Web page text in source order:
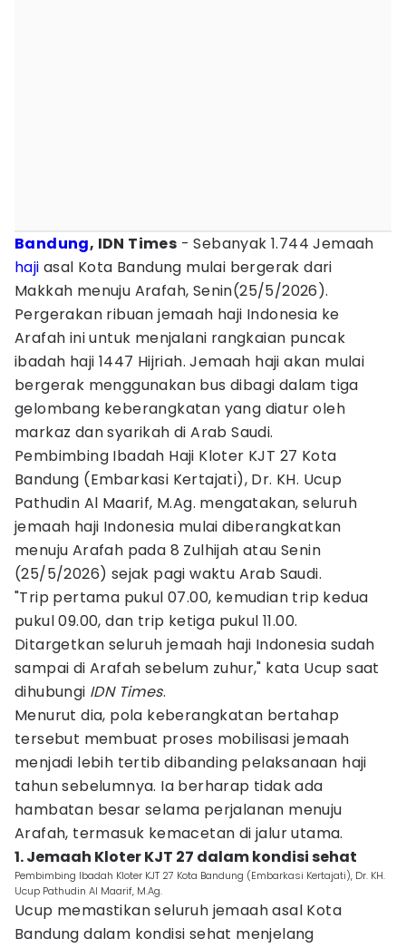
Bandung, IDN Times - Sebanyak 1.744 Jemaah
haji asal Kota Bandung mulai bergerak dari
Makkah menuju Arafah, Senin(25/5/2026).
Pergerakan ribuan jemaah haji Indonesia ke
Arafah ini untuk menjalani rangkaian puncak
ibadah haji 1447 Hijriah. Jemaah haji akan mulai
bergerak menggunakan bus dibagi dalam tiga
gelombang keberangkatan yang diatur oleh
markaz dan syarikah di Arab Saudi.
Pembimbing Ibadah Haji Kloter KJT 27 Kota
Bandung (Embarkasi Kertajati), Dr. KH. Ucup
Pathudin Al Maarif, M.Ag. mengatakan, seluruh
jemaah haji Indonesia mulai diberangkatkan
menuju Arafah pada 8 Zulhijah atau Senin
(25/5/2026) sejak pagi waktu Arab Saudi.
"Trip pertama pukul 07.00, kemudian trip kedua
pukul 09.00, dan trip ketiga pukul 11.00.
Ditargetkan seluruh jemaah haji Indonesia sudah
sampai di Arafah sebelum zuhur," kata Ucup saat
dihubungi IDN Times.
Menurut dia, pola keberangkatan bertahap
tersebut membuat proses mobilisasi jemaah
menjadi lebih tertib dibanding pelaksanaan haji
tahun sebelumnya. Ia berharap tidak ada
hambatan besar selama perjalanan menuju
Arafah, termasuk kemacetan di jalur utama.
1. Jemaah Kloter KJT 27 dalam kondisi sehat
Pembimbing Ibadah Kloter KJT 27 Kota Bandung (Embarkasi Kertajati), Dr. KH.
Ucup Pathudin Al Maarif, M.Ag.
Ucup memastikan seluruh jemaah asal Kota
Bandung dalam kondisi sehat menjelang